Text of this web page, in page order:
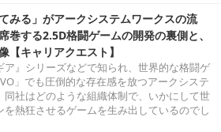
みる」がアークシステムワークスの流
巻する2.5D格闘ゲームの開発の裏側と、
【キャリアクエスト】
ア』シリーズなどで知られ、世界的な格闘ゲ
」でも圧倒的な存在感を放つアークシステ
同社はどのような組織体制で、いかにして世
を熱狂させるゲームを生み出しているのでし